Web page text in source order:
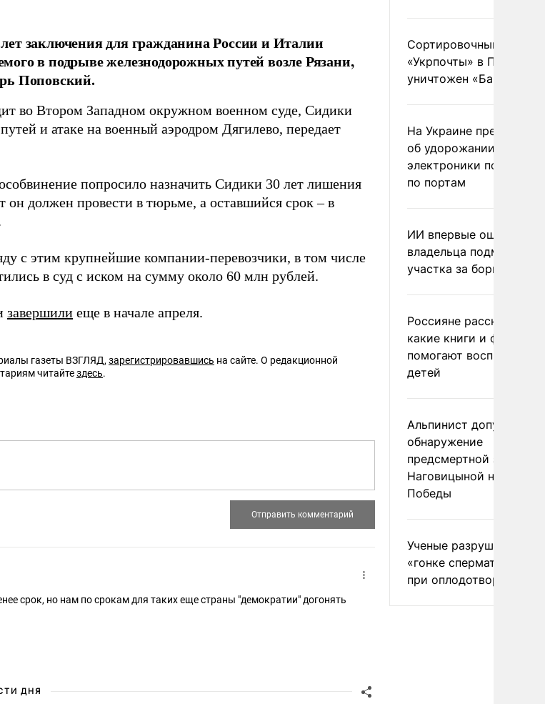
заключения для гражданина России и Италии
в подрыве железнодорожных путей возле Рязани,
Поповский.
во Втором Западном окружном военном суде, Сидики
и атаке на военный аэродром Дягилево, передает
попросило назначить Сидики 30 лет лишения
он должен провести в тюрьме, а оставшийся срок – в
с этим крупнейшие компании-перевозчики, в том числе
в суд с иском на сумму около 60 млн рублей.
завершили еще в начале апреля.
газеты ВЗГЛЯД, зарегистрировавшись на сайте. О редакционной
читайтездесь.
срок, но нам по срокам для таких еще страны "демократии" догонять
ДНЯ
Сортировочный пункт
«Укрпочты» в
уничтожен
На Украине
об удорожании
электроники после
по портам
ИИ впервые
владельца
участка за борщевик
Россияне рассказали,
какие книги и фильмы
помогают воспитывать
детей
Альпинист допустил
обнаружение
предсмертной записки
Наговицыной на пике
Победы
Ученые разрушили миф
«гонке
при оплодотворении